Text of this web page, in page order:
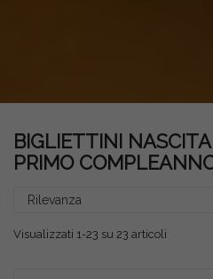
BIGLIETTINI
PRIMO
Rilevanza
Visualizzati 1-23 su 23 articoli